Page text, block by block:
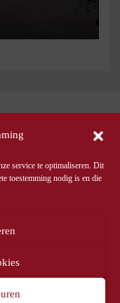
service te optimaliseren. Dit
toestemming nodig is en die